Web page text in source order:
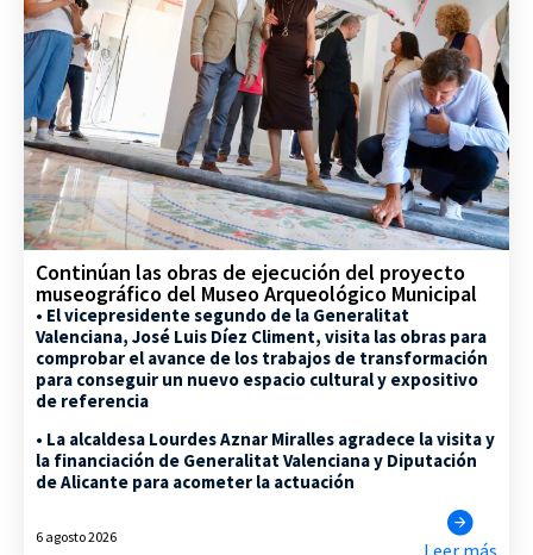
Continúan las obras de ejecución del proyecto
museográfico del Museo Arqueológico Municipal
• El vicepresidente segundo de la Generalitat
Valenciana, José Luis Díez Climent, visita las obras para
comprobar el avance de los trabajos de transformación
para conseguir un nuevo espacio cultural y expositivo
de referencia
• La alcaldesa Lourdes Aznar Miralles agradece la visita y
la financiación de Generalitat Valenciana y Diputación
de Alicante para acometer la actuación
6 agosto 2026